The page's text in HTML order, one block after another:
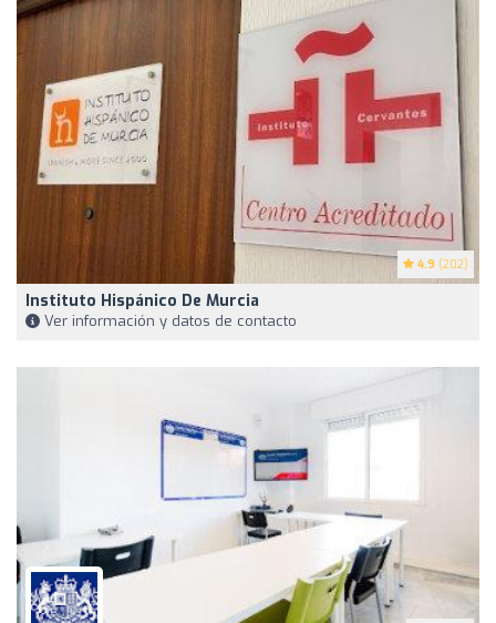
4.9 (202)
Instituto Hispánico De Murcia
Ver información y datos de contacto